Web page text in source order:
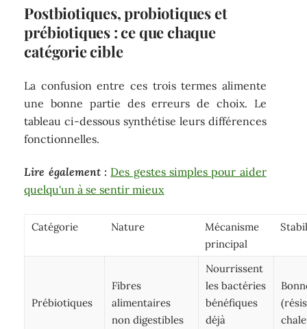
Postbiotiques, probiotiques et
prébiotiques : ce que chaque
catégorie cible
La confusion entre ces trois termes alimente
une bonne partie des erreurs de choix. Le
tableau ci-dessous synthétise leurs différences
fonctionnelles.
Lire également : Des gestes simples pour aider
quelqu'un à se sentir mieux
Catégorie Nature
Mécanisme
principal
Prébiotiques
Fibres
alimentaires
non digestibles
Nourrissent
les bactéries
bénéfiques
déjà